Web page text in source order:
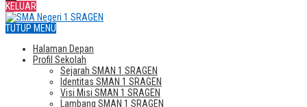
KELUAR
TUTUP MENU
Halaman Depan
Profil Sekolah
Sejarah SMAN 1 SRAGEN
Identitas SMAN 1 SRAGEN
Visi Misi SMAN 1 SRAGEN
Lambang SMAN 1 SRAGEN